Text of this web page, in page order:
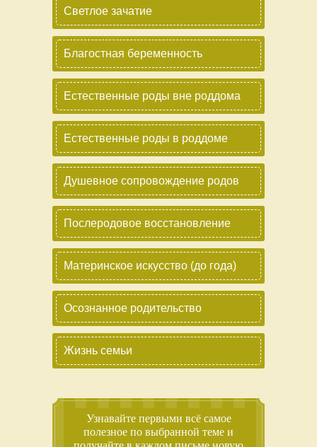
Светлое зачатие
Благостная беременность
Естественные роды вне роддома
Естественные роды в роддоме
Душевное сопровождение родов
Послеродовое восстановление
Материнское искусство (до года)
Осознанное родительство
Жизнь семьи
Узнавайте первыми всё самое
полезное по выбранной теме и